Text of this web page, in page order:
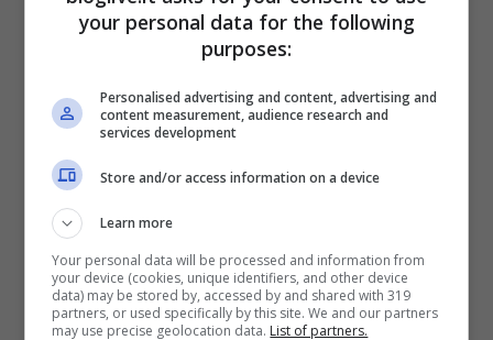
your personal data for the following
purposes:
Personalised advertising and content, advertising and
content measurement, audience research and
services development
Store and/or access information on a device
Learn more
Your personal data will be processed and information from
your device (cookies, unique identifiers, and other device
data) may be stored by, accessed by and shared with 319
partners, or used specifically by this site. We and our partners
may use precise geolocation data. List of partners.